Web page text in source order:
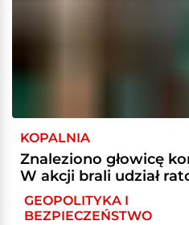
KOPALNIA
Znaleziono głowicę
W akcji brali udział
GEOPOLITYKA I
BEZPIECZEŃSTWO